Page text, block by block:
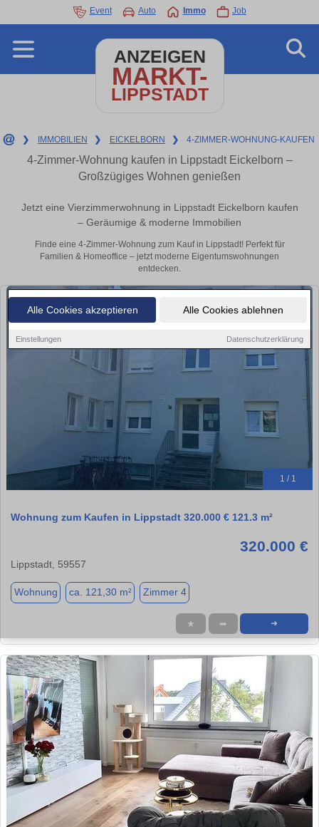
Alle Cookies akzeptieren Alle Cookies ablehnen
Einstellungen Datenschutzerklärung
Event Auto Immo Job
ANZEIGEN
MARKT-
LIPPSTADT
❯ IMMOBILIEN ❯ EICKELBORN ❯ 4-ZIMMER-WOHNUNG-KAUFEN
4-Zimmer-Wohnung kaufen in Lippstadt Eickelborn –
Großzügiges Wohnen genießen
Jetzt eine Vierzimmerwohnung in Lippstadt Eickelborn kaufen
– Geräumige & moderne Immobilien
Finde eine 4-Zimmer-Wohnung zum Kauf in Lippstadt! Perfekt für
Familien & Homeoffice – jetzt moderne Eigentumswohnungen
entdecken.
1 / 1
Wohnung zum Kaufen in Lippstadt 320.000 € 121.3 m²
320.000 €
Lippstadt, 59557
Wohnung ca. 121,30 m² Zimmer 4
★ ➦ ➜